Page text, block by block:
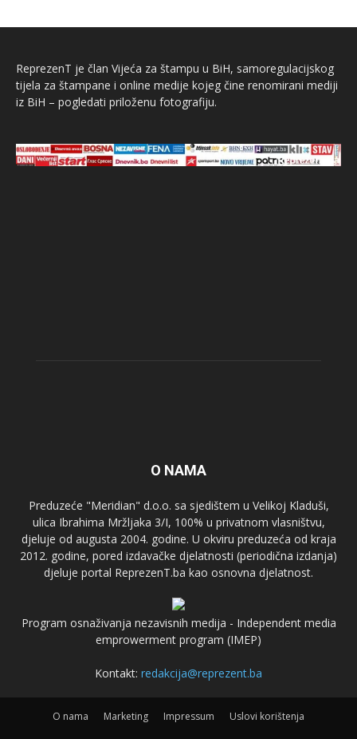
ReprezenT je član Vijeća za štampu u BiH, samoregulacijskog
tijela za štampane i online medije kojeg čine renomirani mediji
iz BiH – pogledati priloženu fotografiju.
O NAMA
Preduzeće "Meridian" d.o.o. sa sjedištem u Velikoj Kladuši,
ulica Ibrahima Mržljaka 3/I, 100% u privatnom vlasništvu,
djeluje od augusta 2004. godine. U okviru preduzeća od kraja
2012. godine, pored izdavačke djelatnosti (periodična izdanja)
djeluje portal ReprezenT.ba kao osnovna djelatnost.
Program osnaživanja nezavisnih medija - Independent media
emprowerment program (IMEP)
Kontakt: redakcija@reprezent.ba
O nama Marketing Impressum Uslovi korištenja